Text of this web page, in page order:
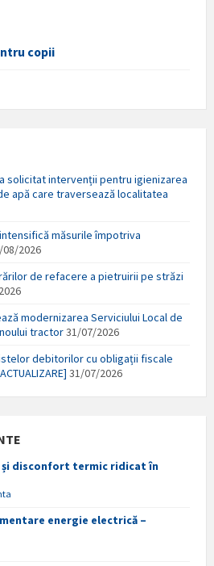
copii
solicitat intervenții pentru igienizarea
apă care traversează localitatea
măsurile împotriva
08/2026
de refacere a pietruirii pe străzi
modernizarea Serviciului Local de
tractor31/07/2026
debitorilor cu obligații fiscale
31/07/2026
și disconfort termic ridicat în
energie electrică –